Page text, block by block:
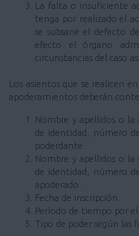
La falta o insuficiente
tenga por realizado el
se subsane el defecto
efecto el órgano
circunstancias del caso
Los asientos que se realicen
apoderamientos deberán
Nombre y apellidos o
de identidad, número
poderdante.
Nombre y apellidos o
de identidad, número
apoderado.
Fecha de inscripción.
Período de tiempo por
Tipo de poder según las